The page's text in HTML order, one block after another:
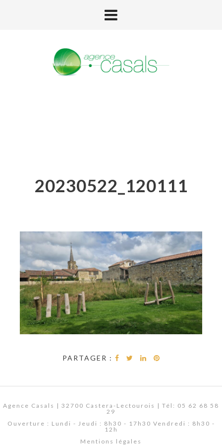
20230522_120111
PARTAGER :
Agence Casals | 32700 Castera-Lectourois | Tél: 05 62 68 58
29
Ouverture : Lundi - Jeudi : 8h30 - 17h30 Vendredi : 8h30 -
12h
Mentions légales